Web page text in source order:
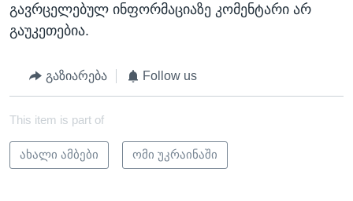
გავრცელებულ ინფორმაციაზე კომენტარი არ
გაუკეთებია.
გაზიარება Follow us
This item is part of
ახალი ამბები ომი უკრაინაში